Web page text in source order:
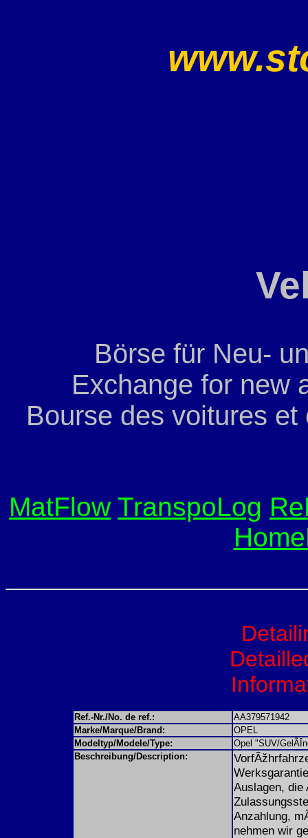
Börse für Neu-
Exchange for new
Bourse des voitures
MatFlow TranspoLog
Ref.-Nr./No. de ref.:
AA379571942
Marke/Marque/Brand:
OPEL
Modeltyp/Modele/Type:
Opel "SUV/
Beschreibung/Description:
Auslagen, die
Anzahlung,
nehmen wir